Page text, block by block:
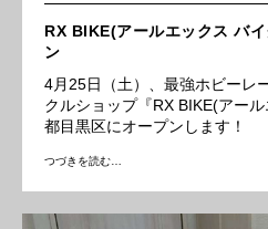
RX BIKE(アールエックス バ
ン
4月25日（土）、最強ホビーレ
クルショップ『RX BIKE(アー
都目黒区にオープンします！
つづきを読む…